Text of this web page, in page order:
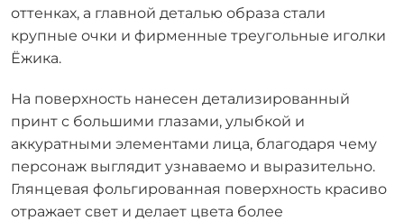
оттенках, а главной деталью образа стали
крупные очки и фирменные треугольные иголки
Ёжика.
На поверхность нанесен детализированный
принт с большими глазами, улыбкой и
аккуратными элементами лица, благодаря чему
персонаж выглядит узнаваемо и выразительно.
Глянцевая фольгированная поверхность красиво
отражает свет и делает цвета более